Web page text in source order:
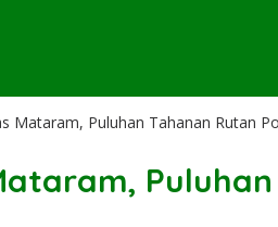
Mataram, Puluhan Tahanan Rutan